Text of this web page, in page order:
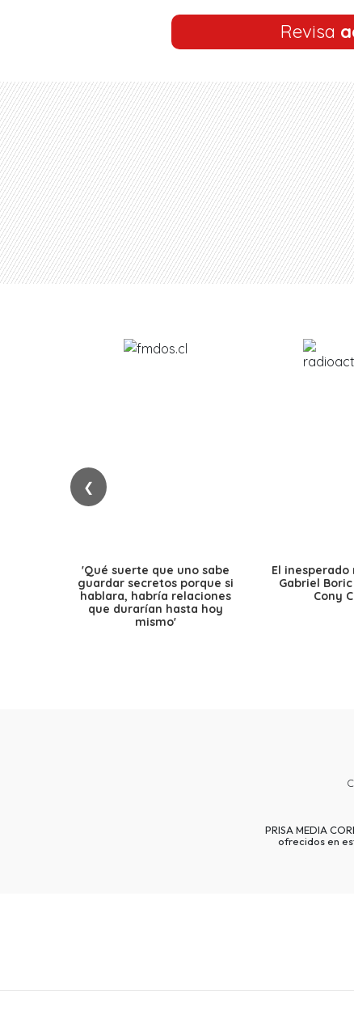
Revisa
❮
'Qué suerte que uno sabe
guardar secretos porque si
hablara, habría relaciones
que durarían hasta hoy
mismo'
El inesperado
Gabriel
Cony
PRISA MEDIA
ofrecidos en